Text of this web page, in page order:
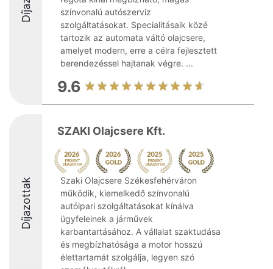
színvonalú autószerviz
szolgáltatásokat. Specialitásaik közé
tartozik az automata váltó olajcsere,
amelyet modern, erre a célra fejlesztett
berendezéssel hajtanak végre. ...
9.6
Díjazottak
SZAKI Olajcsere Kft.
Szaki Olajcsere Székesfehérváron
működik, kiemelkedő színvonalú
autóipari szolgáltatásokat kínálva
ügyfeleinek a járművek
karbantartásához. A vállalat szaktudása
és megbízhatósága a motor hosszú
élettartamát szolgálja, legyen szó